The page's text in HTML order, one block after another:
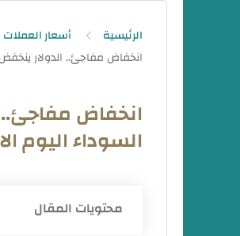
الرئيسية أسعار
انخفاض
السوداء اليوم الاثنين 22
محتويات المقال